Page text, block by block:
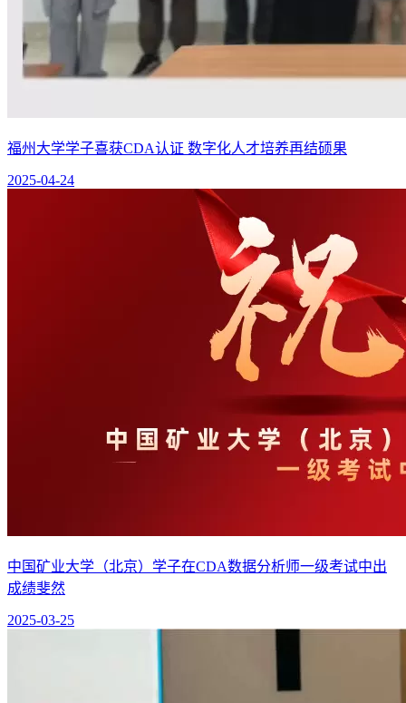
福州大学学子喜获CDA认证 数字化人才培养再结硕果
2025-04-24
中国矿业大学（北京）学子在CDA数据分析师一级考试中出
成绩斐然
2025-03-25